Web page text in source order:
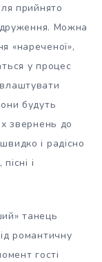
прийнято
Можна
«нареченої»,
у процес
будуть
звернень до
і радісно
і
танець
романтичну
гості